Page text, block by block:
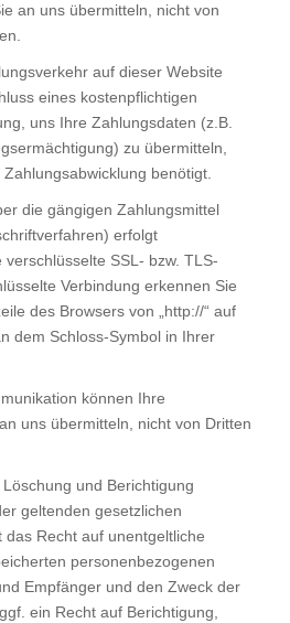
an uns übermitteln, nicht von
auf dieser Website
eines kostenpflichtigen
uns Ihre Zahlungsdaten (z.B.
zu übermitteln,
benötigt.
die gängigen Zahlungsmittel
erfolgt
SSL- bzw. TLS-
Verbindung erkennen Sie
des Browsers von „http://“ auf
dem Schloss-Symbol in Ihrer
können Ihre
uns übermitteln, nicht von Dritten
und Berichtigung
geltenden gesetzlichen
Recht auf unentgeltliche
personenbezogenen
Empfänger und den Zweck der
ein Recht auf Berichtigung,